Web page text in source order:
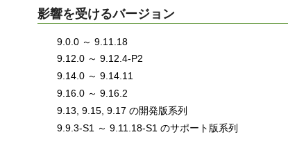
影響を受けるバージョン
9.0.0 ～ 9.11.18
9.12.0 ～ 9.12.4-P2
9.14.0 ～ 9.14.11
9.16.0 ～ 9.16.2
9.13, 9.15, 9.17 の開発版系列
9.9.3-S1 ～ 9.11.18-S1 のサポート版系列